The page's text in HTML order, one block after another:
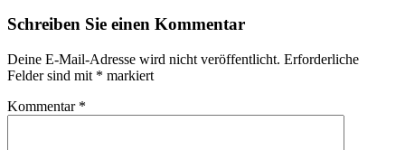
Schreiben Sie einen Kommentar
Deine E-Mail-Adresse wird nicht veröffentlicht. Erforderliche
Felder sind mit * markiert
Kommentar *